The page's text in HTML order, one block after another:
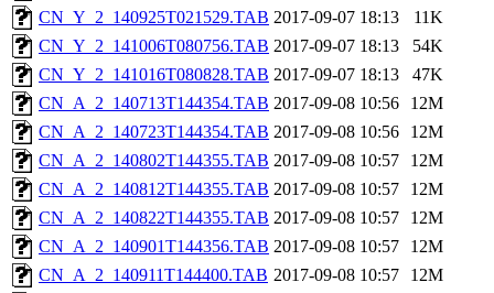
CN_Y_2_140925T021529.TAB 2017-09-07 18:13
11K
CN_Y_2_141006T080756.TAB 2017-09-07 18:13
54K
CN_Y_2_141016T080828.TAB 2017-09-07 18:13
47K
CN_A_2_140713T144354.TAB 2017-09-08 10:56
12M
CN_A_2_140723T144354.TAB 2017-09-08 10:56
12M
CN_A_2_140802T144355.TAB 2017-09-08 10:57
12M
CN_A_2_140812T144355.TAB 2017-09-08 10:57
12M
CN_A_2_140822T144355.TAB 2017-09-08 10:57
12M
CN_A_2_140901T144356.TAB 2017-09-08 10:57
12M
CN_A_2_140911T144400.TAB 2017-09-08 10:57
12M